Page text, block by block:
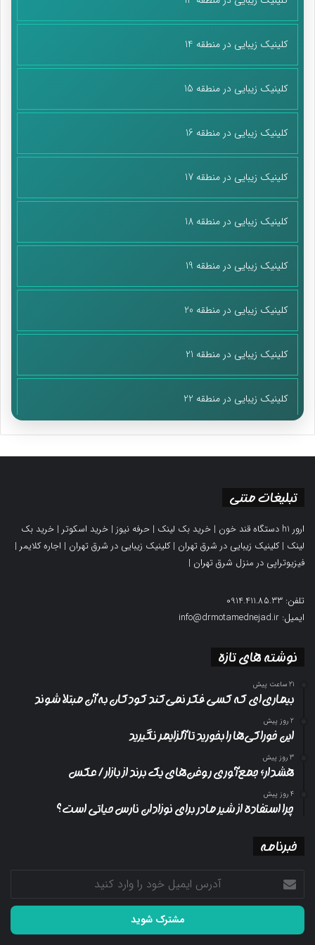
کلینیک زیبایی در منطقه 14
کلینیک زیبایی در منطقه 15
کلینیک زیبایی در منطقه 16
کلینیک زیبایی در منطقه 17
کلینیک زیبایی در منطقه 18
کلینیک زیبایی در منطقه 19
کلینیک زیبایی در منطقه 20
کلینیک زیبایی در منطقه 21
کلینیک زیبایی در منطقه 22
تبلیغات متنی
ارور h1 دستگاه قند خون | خرید بک لینک | حرفه نیوز | خرید اسکوتر | خرید بک
لینک |کلینیک زیبایی در شرق تهران |کلینیک زیبایی در شرق تهران | اجاره کلایمر |
فیزیوتراپی در منزل شرق تهران |
تلفن: 0914.411.85.33
ایمیل: info@drmotamednejad.ir
نوشته های تازه
21 ساعت پیش
بیماری‌ای که کسی فکر نمی‌کند کودکان به آن مبتلا شوند
2 روز پیش
این خوراکی‌ها را بخورید تا آلزایمر نگیرید
3 روز پیش
هشدار؛ جمع‌آوری روغن‌های یک برند از بازار/ عکس
4 روز پیش
چرا استفاده از شیر مادر برای نوزادان نارس حیاتی است؟
خبرنامه
آدرس
ایمیل
خود
وارد